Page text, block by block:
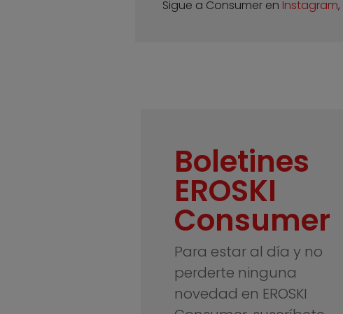
Sigue a Consumer en Instagram,
Boletines
EROSKI
Consumer
Para estar al día y no
perderte ninguna
novedad en EROSKI